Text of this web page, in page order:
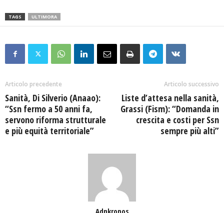
TAGS ULTIMORA
Articolo precedente
Sanità, Di Silverio (Anaao):
“Ssn fermo a 50 anni fa,
servono riforma strutturale
e più equità territoriale”
Articolo successivo
Liste d’attesa nella sanità,
Grassi (Fism): “Domanda in
crescita e costi per Ssn
sempre più alti”